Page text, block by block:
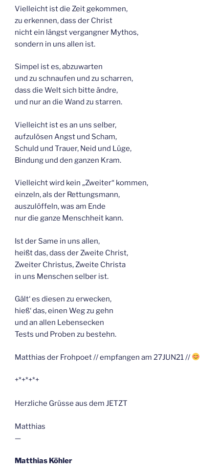
Vielleicht ist die Zeit gekommen,
zu erkennen, dass der Christ
nicht ein längst vergangner Mythos,
sondern in uns allen ist.
Simpel ist es, abzuwarten
und zu schnaufen und zu scharren,
dass die Welt sich bitte ändre,
und nur an die Wand zu starren.
Vielleicht ist es an uns selber,
aufzulösen Angst und Scham,
Schuld und Trauer, Neid und Lüge,
Bindung und den ganzen Kram.
Vielleicht wird kein „Zweiter“ kommen,
einzeln, als der Rettungsmann,
auszulöffeln, was am Ende
nur die ganze Menschheit kann.
Ist der Same in uns allen,
heißt das, dass der Zweite Christ,
Zweiter Christus, Zweite Christa
in uns Menschen selber ist.
Gält‘ es diesen zu erwecken,
hieß‘ das, einen Weg zu gehn
und an allen Lebensecken
Tests und Proben zu bestehn.
Matthias der Frohpoet // empfangen am 27JUN21 //
+*+*+*+
Herzliche Grüsse aus dem JETZT
Matthias
—
Matthias Köhler